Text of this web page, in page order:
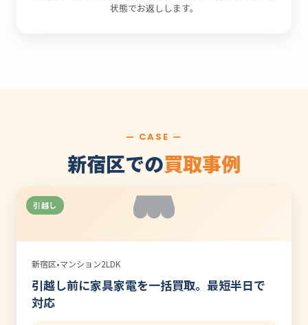
状態でお返しします。
— CASE —
新宿区での買取事例
引越し
新宿区•マンション2LDK
引越し前に家具家電を一括買取。最短半日で
対応